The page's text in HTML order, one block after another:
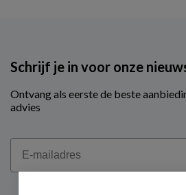
Schrijf je in voor onze
Ontvang als eerste de beste
advies
Email